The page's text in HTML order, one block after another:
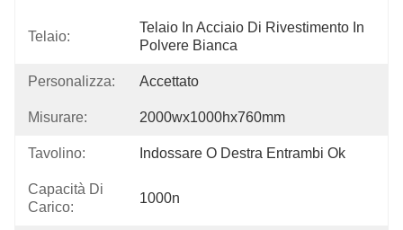
Telaio:
Telaio In Acciaio Di Rivestimento In
Polvere Bianca
Personalizza: Accettato
Misurare: 2000wx1000hx760mm
Tavolino: Indossare O Destra Entrambi Ok
Capacità Di
Carico:
1000n